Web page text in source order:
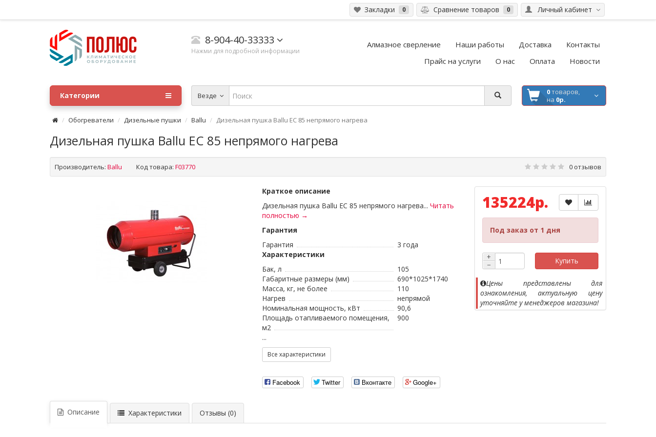
Личный кабинет
Закладки 0 Сравнение товаров 0
8-904-40-33333
Нажми для подробной информации
Алмазное сверление Наши работы Доставка
Контакты
Прайс на услуги
О нас Оплата Новости
Везде 0товаров,
на 0р.
Категории
Обогреватели Дизельные пушки Ballu Дизельная пушка Ballu EC 85 непрямого нагрева
Дизельная пушка Ballu EC 85 непрямого нагрева
Производитель: Ballu Код товара: F03770 0 отзывов
Краткое описание
Дизельная пушка Ballu EC 85 непрямого нагрева... Читать
полностью →
Гарантия
Гарантия
3 года
Характеристики
Бак, л
105
Габаритные размеры (мм)
690*1025*1740
Масса, кг, не более
110
Нагрев
непрямой
Номинальная мощность, кВт
90,6
Площадь отапливаемого помещения,
м2
900
...
Все характеристики
Facebook Twitter Вконтакте Google+
135224р.
Под заказ от 1 дня
+
−
Купить
Цены представлены для
ознакомления, актуальную цену
уточняйте у менеджеров магазина!
Описание Характеристики Отзывы (0)